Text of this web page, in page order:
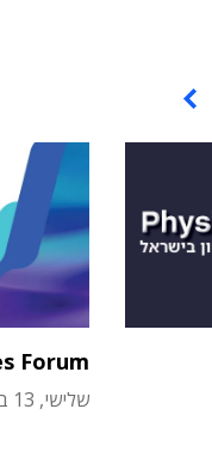
Forum
שלישי, 13 באוקטובר 2026